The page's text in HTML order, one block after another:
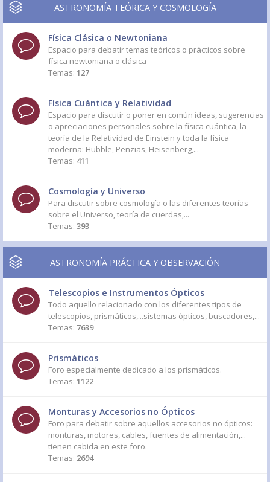
ASTRONOMÍA TEÓRICA Y COSMOLOGÍA
Física Clásica o Newtoniana
Espacio para debatir temas teóricos o prácticos sobre
física newtoniana o clásica
Temas: 127
Física Cuántica y Relatividad
Espacio para discutir o poner en común ideas, sugerencias
o apreciaciones personales sobre la física cuántica, la
teoría de la Relatividad de Einstein y toda la física
moderna: Hubble, Penzias, Heisenberg,...
Temas: 411
Cosmología y Universo
Para discutir sobre cosmología o las diferentes teorías
sobre el Universo, teoría de cuerdas,...
Temas: 393
ASTRONOMÍA PRÁCTICA Y OBSERVACIÓN
Telescopios e Instrumentos Ópticos
Todo aquello relacionado con los diferentes tipos de
telescopios, prismáticos,...sistemas ópticos, buscadores,...
Temas: 7639
Prismáticos
Foro especialmente dedicado a los prismáticos.
Temas: 1122
Monturas y Accesorios no Ópticos
Foro para debatir sobre aquellos accesorios no ópticos:
monturas, motores, cables, fuentes de alimentación,...
tienen cabida en este foro.
Temas: 2694